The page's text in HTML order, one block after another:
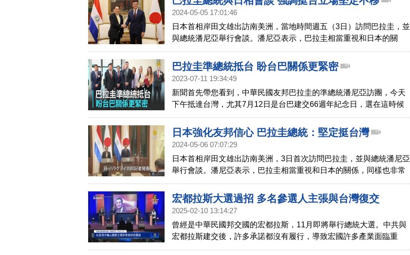
2024-05-05 17:01:46
日本首相岸田文雄出訪南美洲，當地時間週五（3日）訪問巴拉圭，並
與總統潘尼亞舉行會談。潘尼亞表示，巴拉圭相當重視和日本的關
係，同樣也非常珍惜與台灣的關係。兩人也都同意，不容許以武力片
面改變現狀，劍指中共。
巴拉圭準總統抵台 盼台巴關係更緊密
2023-07-11 19:34:49
新聞首先帶您看到，中華民國友邦巴拉圭的準總統潘尼亞訪團，今天
下午抵達台灣，尤其7月12日是台巴建交66週年紀念日，選在這時候
來台灣，對兩國邦誼來說別具意義！而潘尼亞在機場發表談話表示，
與台灣早有淵源，希望能在未來5年的總統任期，使台巴關係更為緊
密。
日本強化友邦信心 巴拉圭總統：堅定挺台灣
2024-05-06 07:07:29
日本首相岸田文雄出訪南美洲，3日首次訪問巴拉圭，並與總統潘尼亞
舉行會談。潘尼亞表示，巴拉圭相當重視和日本的關係，同樣也非常
珍惜與台灣的關係。兩人也都同意，不容許以武力片面改變現狀，劍
指中共。
宏都拉斯大選過招 多名參選人主張與台灣復交
2025-02-10 13:14:27
曾經是中華民國邦交國的宏都拉斯，11月即將舉行總統大選。中共與
宏都拉斯建交後，許多承諾都沒有履行，導致宏國許多產業面臨重
創，也讓許多在野黨的參選人，主張要與台灣復交。